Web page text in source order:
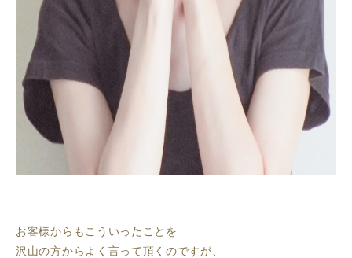
お客様からもこういったことを
沢山の方からよく言って頂くのですが、